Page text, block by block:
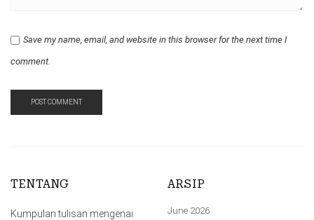
Save my name, email, and website in this browser for the next time I
comment.
TENTANG
Kumpulan tulisan mengenai
ARSIP
June 2026